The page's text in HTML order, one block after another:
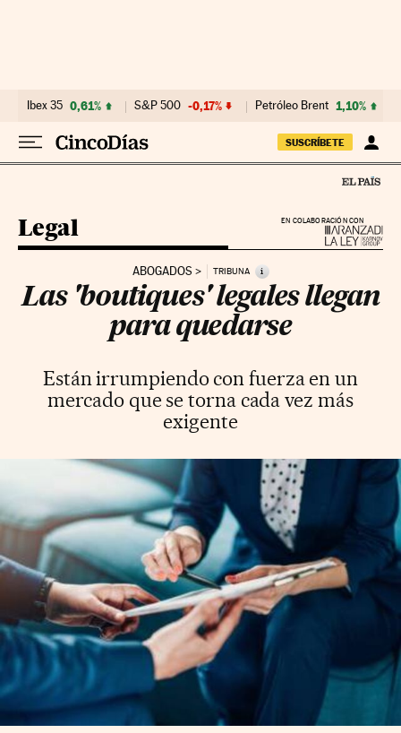
Ibex 35 0,61% S&P 500 -0,17% Petróleo Brent 1,10%
SUSCRÍBETE
EN COLABORACIÓN CON
Legal
ABOGADOS TRIBUNA i
Las 'boutiques' legales llegan
para quedarse
Están irrumpiendo con fuerza en un
mercado que se torna cada vez más
exigente